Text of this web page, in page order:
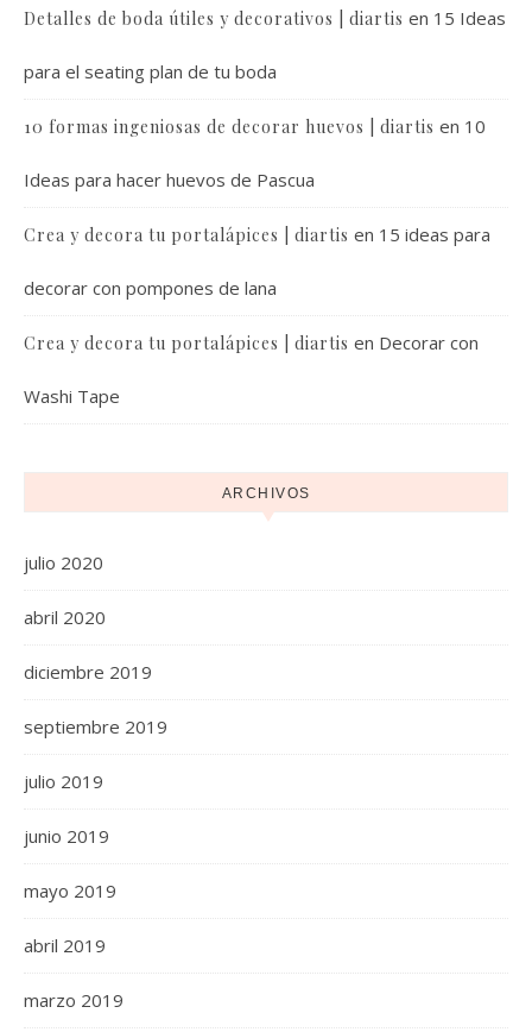
Detalles de boda útiles y decorativos | diartis en 15 Ideas
para el seating plan de tu boda
10 formas ingeniosas de decorar huevos | diartis en 10
Ideas para hacer huevos de Pascua
Crea y decora tu portalápices | diartis en 15 ideas para
decorar con pompones de lana
Crea y decora tu portalápices | diartis en Decorar con
Washi Tape
ARCHIVOS
julio 2020
abril 2020
diciembre 2019
septiembre 2019
julio 2019
junio 2019
mayo 2019
abril 2019
marzo 2019